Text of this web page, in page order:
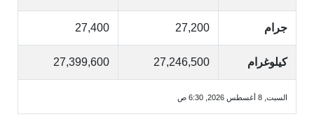
جرام 27,200
27,400
كيلوغرام 27,246,500
27,399,600
السبت, 8 أغسطس 2026, 6:30 ص